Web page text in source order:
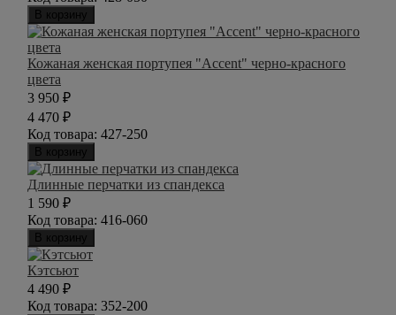
В корзину
Кожаная женская портупея "Accent" черно-красного
цвета
3 950 ₽
4 470 ₽
Код товара: 427-250
В корзину
Длинные перчатки из спандекса
1 590 ₽
Код товара: 416-060
В корзину
Кэтсьют
4 490 ₽
Код товара: 352-200